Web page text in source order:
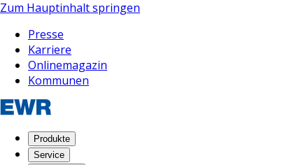
Zum Hauptinhalt springen
Presse
Karriere
Onlinemagazin
Kommunen
Produkte
Service